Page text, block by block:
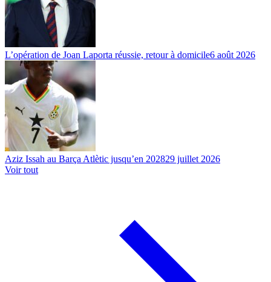
L’opération de Joan Laporta réussie, retour à domicile6 août 2026
Aziz Issah au Barça Atlètic jusqu’en 202829 juillet 2026
Voir tout